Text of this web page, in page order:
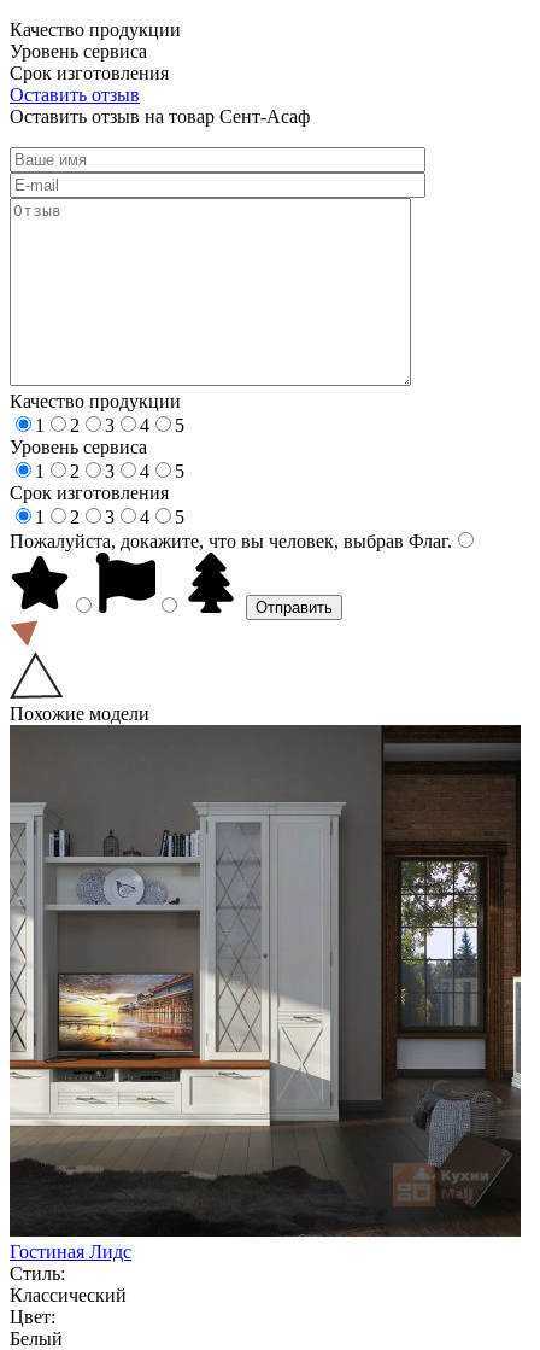
Качество продукции
Уровень сервиса
Срок изготовления
Оставить отзыв
Оставить отзыв на товар Сент-Асаф
Качество продукции
1
2 3 4
5
Уровень сервиса
1
2 3 4
5
Срок изготовления
1
2 3 4
5
Пожалуйста, докажите, что вы человек, выбрав Флаг.
Похожие модели
Гостиная Лидс
Стиль:
Классический
Цвет:
Белый